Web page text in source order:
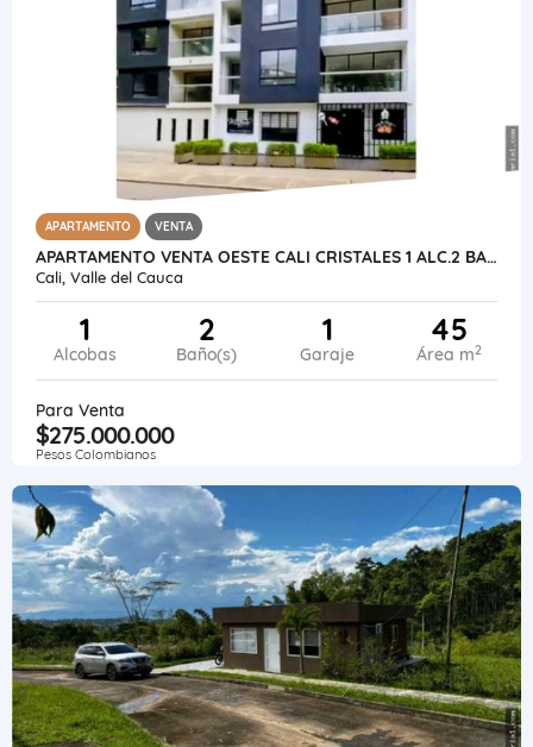
APARTAMENTO VENTA
APARTAMENTO VENTA OESTE CALI CRISTALES 1 ALC.2 BAÑO RENTAS CORTAS
Cali, Valle del Cauca
1
Alcobas
2
Baño(s)
1
Garaje
45
Área m2
Para Venta
$275.000.000
Pesos Colombianos